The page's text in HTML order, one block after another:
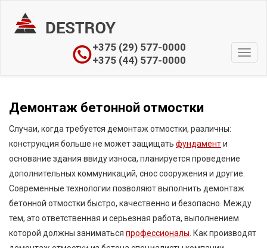
+375 (29) 577-0000
+375 (44) 577-0000
Демонтаж бетонной отмостки
Случаи, когда требуется демонтаж отмостки, различны:
конструкция больше не может защищать фундаменти
основание здания ввиду износа, планируется проведение
дополнительных коммуникаций, снос сооружения и другие.
Современные технологии позволяют выполнить демонтаж
бетонной отмостки быстро, качественно и безопасно. Между
тем, это ответственная и серьезная работа, выполнением
которой должны заниматься профессионалы . Как производят